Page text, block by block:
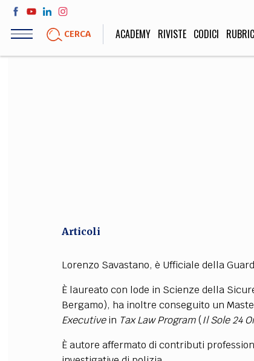
Salta
contenuto
CERCA ACADEMY RIVISTE CODICI
FILODIRITTO
Articoli
Lorenzo Savastano, è Ufficiale della
È laureato con lode in Scienze della
Bergamo), ha inoltre conseguito un
Executivein Tax Law Program(Il Sole 24
È autore affermato di contributi